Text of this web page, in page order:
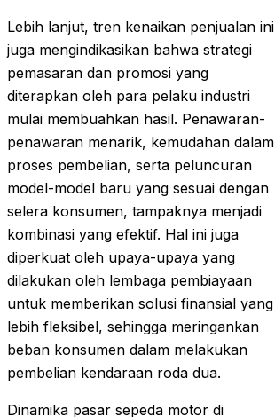
Lebih lanjut, tren kenaikan penjualan ini
juga mengindikasikan bahwa strategi
pemasaran dan promosi yang
diterapkan oleh para pelaku industri
mulai membuahkan hasil. Penawaran-
penawaran menarik, kemudahan dalam
proses pembelian, serta peluncuran
model-model baru yang sesuai dengan
selera konsumen, tampaknya menjadi
kombinasi yang efektif. Hal ini juga
diperkuat oleh upaya-upaya yang
dilakukan oleh lembaga pembiayaan
untuk memberikan solusi finansial yang
lebih fleksibel, sehingga meringankan
beban konsumen dalam melakukan
pembelian kendaraan roda dua.
Dinamika pasar sepeda motor di